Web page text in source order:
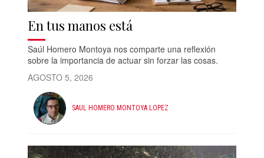
En tus manos está
Saúl Homero Montoya nos comparte una reflexión
sobre la importancia de actuar sin forzar las cosas.
AGOSTO 5, 2026
SAUL HOMERO MONTOYA LOPEZ